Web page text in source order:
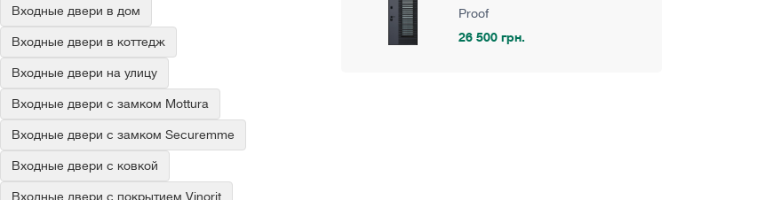
Входные двери в дом
Входные двери в коттедж
Входные двери на улицу
Входные двери с замком Mottura
Входные двери с замком Securemme
Входные двери с ковкой
Входные двери с покрытием Vinorit
Proof
26 500 грн.